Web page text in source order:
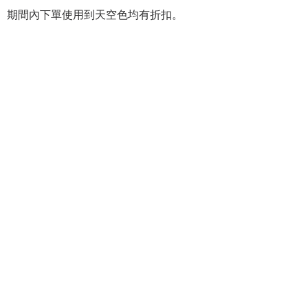
期間內下單使用到天空色均有折扣。